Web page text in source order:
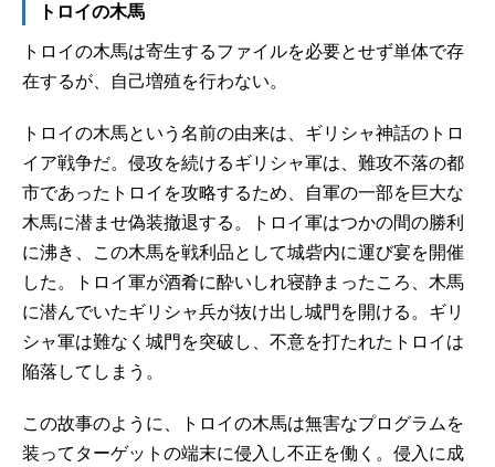
トロイの木馬
トロイの木馬は寄生するファイルを必要とせず単体で存
在するが、自己増殖を行わない。
トロイの木馬という名前の由来は、ギリシャ神話のトロ
イア戦争だ。侵攻を続けるギリシャ軍は、難攻不落の都
市であったトロイを攻略するため、自軍の一部を巨大な
木馬に潜ませ偽装撤退する。トロイ軍はつかの間の勝利
に沸き、この木馬を戦利品として城砦内に運び宴を開催
した。トロイ軍が酒肴に酔いしれ寝静まったころ、木馬
に潜んでいたギリシャ兵が抜け出し城門を開ける。ギリ
シャ軍は難なく城門を突破し、不意を打たれたトロイは
陥落してしまう。
この故事のように、トロイの木馬は無害なプログラムを
装ってターゲットの端末に侵入し不正を働く。侵入に成